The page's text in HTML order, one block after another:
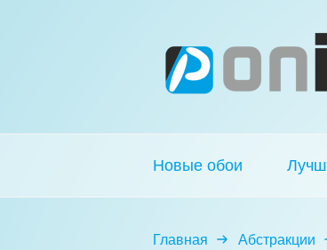
Новые обои
Главная Абстракции